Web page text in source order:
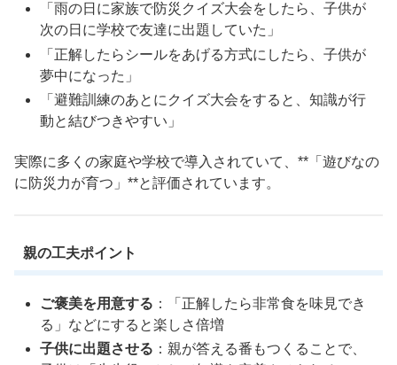
「雨の日に家族で防災クイズ大会をしたら、子供が
次の日に学校で友達に出題していた」
「正解したらシールをあげる方式にしたら、子供が
夢中になった」
「避難訓練のあとにクイズ大会をすると、知識が行
動と結びつきやすい」
実際に多くの家庭や学校で導入されていて、**「遊びなの
に防災力が育つ」**と評価されています。
親の工夫ポイント
ご褒美を用意する ：「正解したら非常食を味見でき
る」などにすると楽しさ倍増
子供に出題させる ：親が答える番もつくることで、